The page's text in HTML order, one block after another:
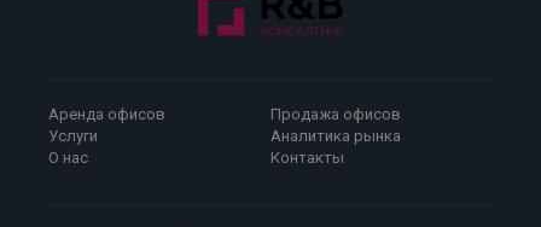
Аренда офисов
Продажа офисов
Услуги
Аналитика рынка
О нас
Контакты